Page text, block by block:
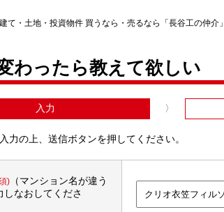
て・土地・投資物件 買うなら・売るなら「長谷工の仲介」
わったら教えて欲しい
入力
力の上、送信ボタンを押してください。
)（マンション名が違う
しなおしてくださ